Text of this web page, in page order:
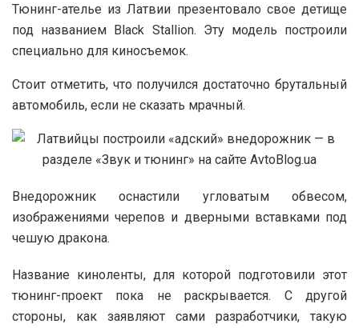
Тюнинг-ателье из Латвии презентовало свое детище
под названием Black Stallion. Эту модель построили
специально для киносъемок.
Стоит отметить, что получился достаточно брутальный
автомобиль, если не сказать мрачный.
Внедорожник оснастили угловатым обвесом,
изображениями черепов и дверными вставками под
чешую дракона.
Название киноленты, для которой подготовили этот
тюнинг-проект пока не раскрывается. С другой
стороны, как заявляют сами разработчики, такую